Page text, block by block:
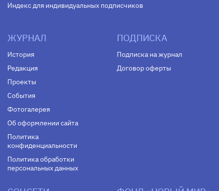
Индекс для индивидуальных подписчиков
ЖУРНАЛ
История
Редакция
Проекты
События
Фотогалерея
Об оформлении сайта
Политика
конфиденциальности
Политика обработки
персональных данных
ПОДПИСКА
Подписка на журнал
Договор оферты